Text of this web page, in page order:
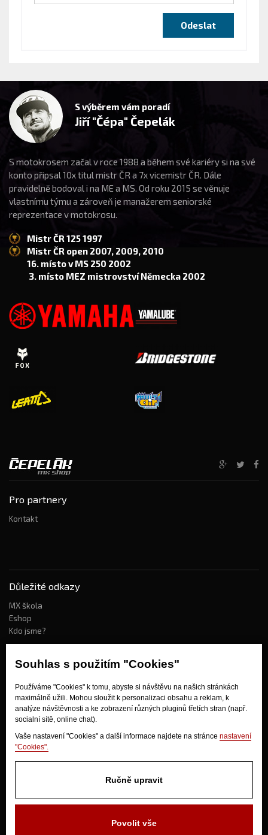
Souhlas s použitím "Cookies"
Používáme "Cookies" k tomu, abyste si návštěvu na našich stránkách
maximálně užili. Mohou sloužit k personalizaci obsahu a reklam, k
analýze návštěvnosti a ke zobrazení různých pluginů třetích stran (např.
socialní sítě, online chat).
Vaše nastavení "Cookies" a další informace najdete na stránce nastavení
"Cookies".
Ručně upravit
Povolit vše
S výběrem vám poradí
Jiří "Čépa" Čepelák
S motokrosem začal v roce 1988 a během své kariéry si na své
konto připsal 10x titul mistr ČR a 7x vicemistr ČR. Dále
pravidelně bodoval i na ME a MS. Od roku 2015 se věnuje
vlastnímu týmu a zároveň je manažerem seniorské
reprezentace v motokrosu.
Mistr ČR 125 1997
Mistr ČR open 2007, 2009, 2010
16. místo v MS 250 2002
3. místo MEZ mistrovství Německa 2002
Pro partnery
Kontakt
Důležité odkazy
MX škola
Eshop
Kdo jsme?
Jak nakupovat?
Obchodní podmínky
Doprava
Odstoupení od kupní smlouvy